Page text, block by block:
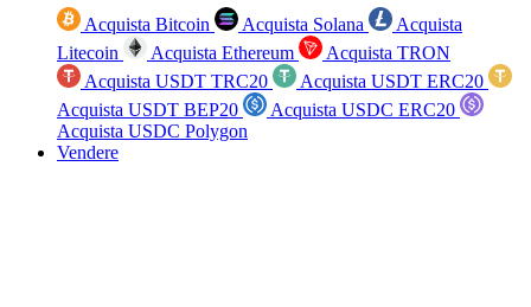
Acquista Bitcoin Acquista Solana
Acquista
Litecoin
Acquista Ethereum
Acquista TRON
Acquista USDT TRC20
Acquista USDT ERC20
Acquista USDT BEP20
Acquista USDC ERC20
Acquista USDC Polygon
Vendere